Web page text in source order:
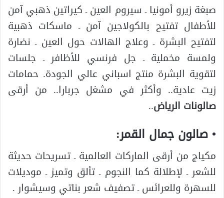
صبغة زيرو أمونيا ـ سيروم العين ـ كيراتين ذهبي آمن
للأطفال تفتيح بالكولاجين آمن ـ ماسكات ذهبية
لتفتيح البشرة ـ وعلاج الهالات حول العين ـ نضارة
ولمسة مخملية ـ جل فرنسي للأظافر ـ جلسات
لتقوية البشرة منتج اسباني عالي الجودة. حمامات
زيت عادية.. وأكثر في مشغل جربارا.. من أرقى
صالونات الرياض..
• صالون جمال القمر:
مكياج من أرقى الماركات العالمية ـ تسريحات حديثة
للشعر ـ لإطلالة كما النجوم ـ تألق وتميز ـ موديلات
للسهرة وللعرائس ـ تصفيف شعر بناتي وسيشوار .